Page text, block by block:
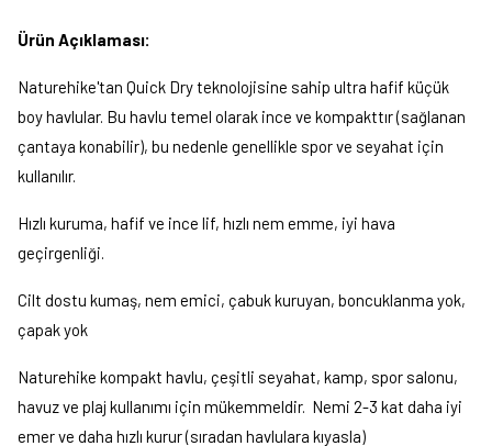
Ürün Açıklaması:
Naturehike'tan Quick Dry teknolojisine sahip ultra hafif küçük
boy havlular. Bu havlu temel olarak ince ve kompakttır (sağlanan
çantaya konabilir), bu nedenle genellikle spor ve seyahat için
kullanılır.
Hızlı kuruma, hafif ve ince lif, hızlı nem emme, iyi hava
geçirgenliği.
Cilt dostu kumaş, nem emici, çabuk kuruyan, boncuklanma yok,
çapak yok
Naturehike kompakt havlu, çeşitli seyahat, kamp, ​​spor salonu,
havuz ve plaj kullanımı için mükemmeldir. Nemi 2-3 kat daha iyi
emer ve daha hızlı kurur (sıradan havlulara kıyasla)